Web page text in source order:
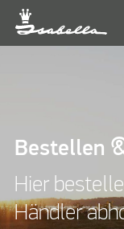
Bestellen
Hier
Händler